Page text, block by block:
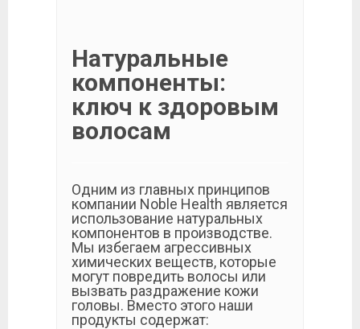
Натуральные
компоненты:
ключ к здоровым
волосам
Одним из главных принципов
компании Noble Health является
использование натуральных
компонентов в производстве.
Мы избегаем агрессивных
химических веществ, которые
могут повредить волосы или
вызвать раздражение кожи
головы. Вместо этого наши
продукты содержат: